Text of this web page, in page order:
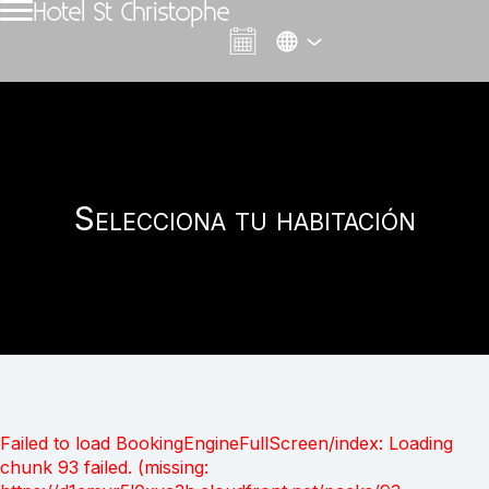
Hotel St Christophe
Selecciona tu habitación
Failed to load BookingEngineFullScreen/index: Loading
chunk 93 failed. (missing: